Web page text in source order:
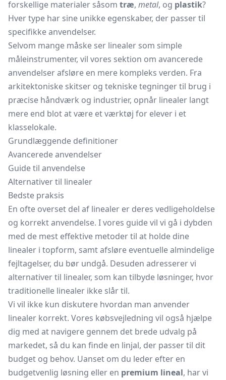
forskellige materialer såsom træ, metal, og plastik?
Hver type har sine unikke egenskaber, der passer til
specifikke anvendelser.
Selvom mange måske ser linealer som simple
måleinstrumenter, vil vores sektion om avancerede
anvendelser afsløre en mere kompleks verden. Fra
arkitektoniske skitser og tekniske tegninger til brug i
præcise håndværk og industrier, opnår linealer langt
mere end blot at være et værktøj for elever i et
klasselokale.
Grundlæggende definitioner
Avancerede anvendelser
Guide til anvendelse
Alternativer til linealer
Bedste praksis
En ofte overset del af linealer er deres vedligeholdelse
og korrekt anvendelse. I vores guide vil vi gå i dybden
med de mest effektive metoder til at holde dine
linealer i topform, samt afsløre eventuelle almindelige
fejltagelser, du bør undgå. Desuden adresserer vi
alternativer til linealer, som kan tilbyde løsninger, hvor
traditionelle linealer ikke slår til.
Vi vil ikke kun diskutere hvordan man anvender
linealer korrekt. Vores købsvejledning vil også hjælpe
dig med at navigere gennem det brede udvalg på
markedet, så du kan finde en linjal, der passer til dit
budget og behov. Uanset om du leder efter en
budgetvenlig løsning eller en premium lineal, har vi